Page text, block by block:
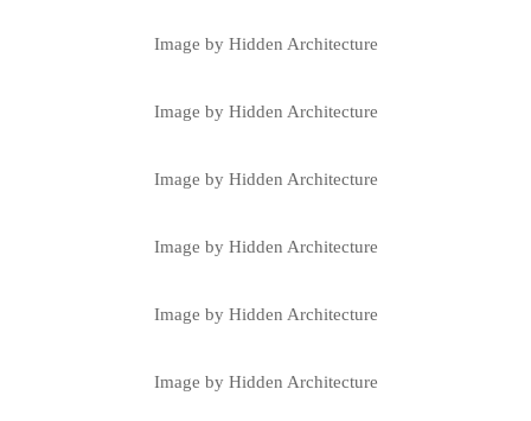
Image by Hidden Architecture
Image by Hidden Architecture
Image by Hidden Architecture
Image by Hidden Architecture
Image by Hidden Architecture
Image by Hidden Architecture